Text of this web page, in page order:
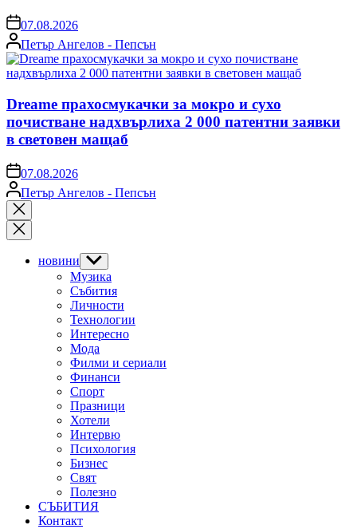
on07.08.2026
Posted
by
Петър Ангелов - Пепсън
Dreame прахосмукачки за мокро и сухо
почистване надхвърлиха 2 000 патентни заявки
в световен мащаб
on07.08.2026
Posted
by
Петър Ангелов - Пепсън
Close
search
новини Show
sub
menu
Музика
Събития
Личности
Технологии
Интересно
Мода
Филми и сериали
Финанси
Спорт
Празници
Хотели
Интервю
Психология
Бизнес
Свят
Полезно
СЪБИТИЯ
Контакт